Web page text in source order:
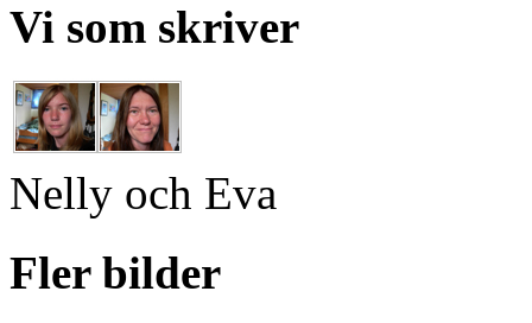
Vi som skriver
Nelly och Eva
Fler bilder